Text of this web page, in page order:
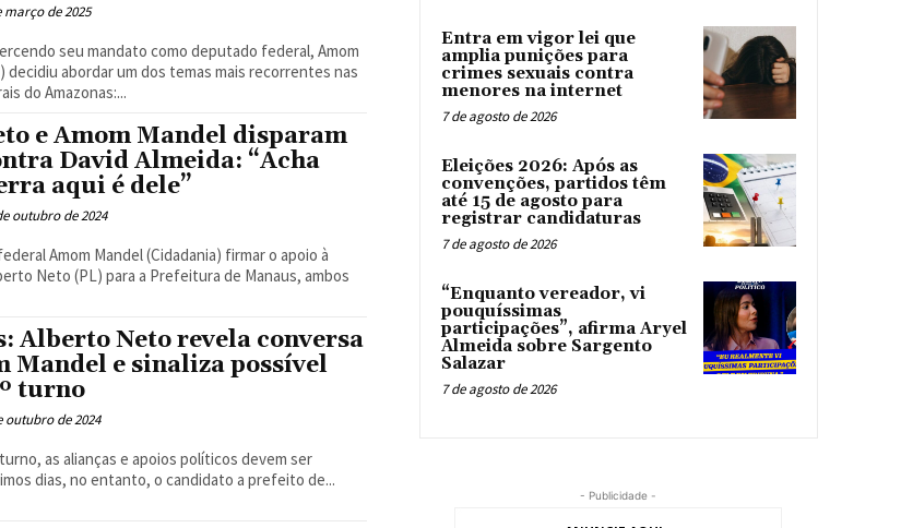
março de 2025
seu mandato como deputado federal, Amom
decidiu abordar um dos temas mais recorrentes nas
do Amazonas:...
e Amom Mandel disparam
David Almeida: “Acha
aqui é dele”
outubro de 2024
Amom Mandel (Cidadania) firmar o apoio à
Neto (PL) para a Prefeitura de Manaus, ambos
Alberto Neto revela conversa
Mandel e sinaliza possível
turno
outubro de 2024
as alianças e apoios políticos devem ser
dias, no entanto, o candidato a prefeito de...
Entra em vigor lei que
amplia punições para
crimes sexuais contra
menores na internet
7 de agosto de 2026
Eleições 2026: Após as
convenções, partidos têm
até 15 de agosto para
registrar candidaturas
7 de agosto de 2026
“Enquanto vereador, vi
pouquíssimas
participações”, afirma Aryel
Almeida sobre Sargento
Salazar
7 de agosto de 2026
- Publicidade -